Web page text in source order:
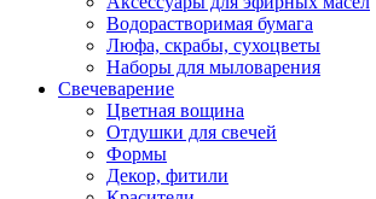
Водорастворимая бумага
Люфа, скрабы, сухоцветы
Наборы для мыловарения
Свечеварение
Цветная вощина
Отдушки для свечей
Формы
Декор, фитили